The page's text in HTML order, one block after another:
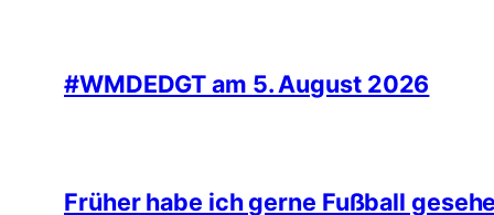
#WMDEDGT am 5. August 2026
Früher habe ich gerne Fußball